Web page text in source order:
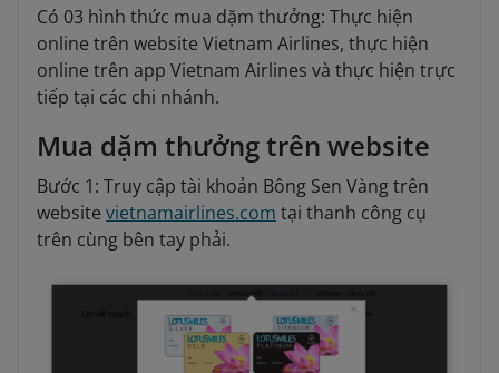
Có 03 hình thức mua dặm thưởng: Thực hiện
online trên website Vietnam Airlines, thực hiện
online trên app Vietnam Airlines và thực hiện trực
tiếp tại các chi nhánh.
Mua dặm thưởng trên website
Bước 1: Truy cập tài khoản Bông Sen Vàng trên
website vietnamairlines.com tại thanh công cụ
trên cùng bên tay phải.